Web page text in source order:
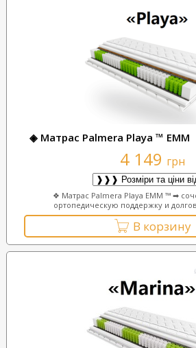
◈ Матрас Palmera Playa ™ ЕММ
4 149 грн
❖ Матрас Palmera Playa ЕММ ™ ➡
ортопедическую поддержку и
В корзину